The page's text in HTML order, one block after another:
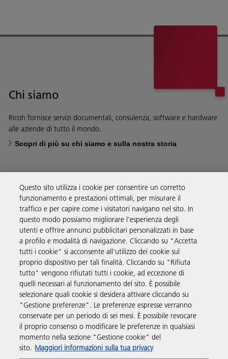
Chi siamo
Ricoh fornisce servizi documentali, consulenza, software e hardware
alle aziende di tutto il mondo.
Scopri di più su chi siamo e sulla nostra storia
Soluzioni
Prodotti e servizi
Supporto
Link utili
Seguici sui social
Questo sito utilizza i cookie per consentire un corretto
funzionamento e prestazioni ottimali, per misurare il
traffico e per capire come i visitatori navigano nel sito. In
questo modo possiamo migliorare l'esperienza degli
utenti e offrire annunci pubblicitari personalizzati in base
a profilo e modalità di navigazione. Cliccando su "Accetta
tutti i cookie" si acconsente all'utilizzo dei cookie sul
proprio dispositivo per tali finalità. Cliccando su "Rifiuta
tutto" vengono rifiutati tutti i cookie, ad eccezione di
quelli necessari al funzionamento del sito. È possibile
selezionare quali cookie si desidera attivare cliccando su
"Gestione preferenze". Le preferenze espresse verranno
conservate per un periodo di sei mesi. È possibile revocare
il proprio consenso o modificare le preferenze in qualsiasi
momento nella sezione "Gestione cookie" del
sito. Maggiori informazioni sulla tua privacy